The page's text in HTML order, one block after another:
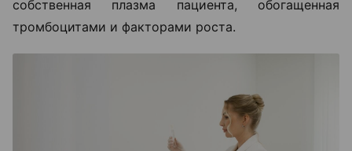
собственная плазма пациента, обогащенная
тромбоцитами и факторами роста.